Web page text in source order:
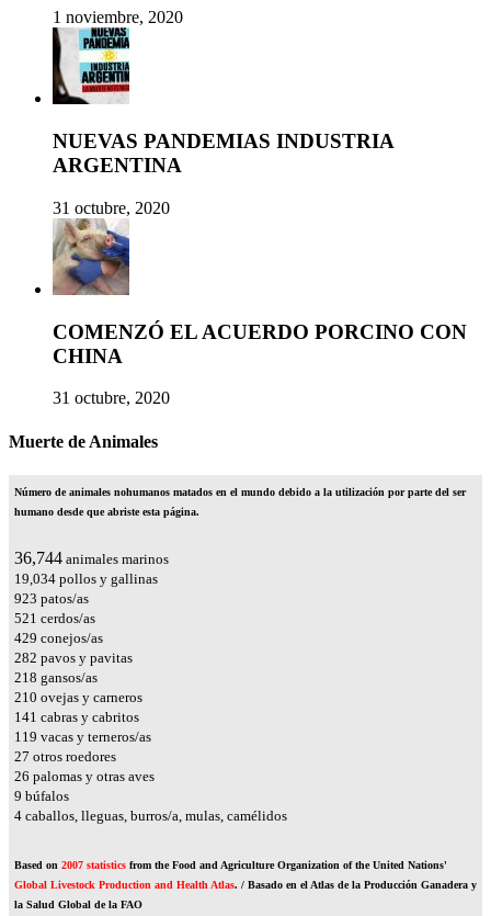
1 noviembre, 2020
NUEVAS PANDEMIAS INDUSTRIA
ARGENTINA
31 octubre, 2020
COMENZÓ EL ACUERDO PORCINO CON
CHINA
31 octubre, 2020
Muerte de Animales
Número de animales nohumanos matados en el mundo debido a la utilización por parte del ser
humano desde que abriste esta página.
41,738 animales marinos
21,622 pollos y gallinas
1,049patos/as
592 cerdos/as
488 conejos/as
320 pavos y pavitas
247 gansos/as
239 ovejas y carneros
160 cabras y cabritos
135 vacas y terneros/as
30 otros roedores
29 palomas y otras aves
11búfalos
4 caballos, lleguas, burros/a, mulas, camélidos
Based on 2007 statistics from the Food and Agriculture Organization of the United Nations'
Global Livestock Production and Health Atlas. / Basado en el Atlas de la Producción Ganadera y
la Salud Global de la FAO